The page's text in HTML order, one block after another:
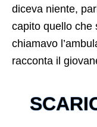
diceva niente,
capito quello che
chiamavo
racconta il